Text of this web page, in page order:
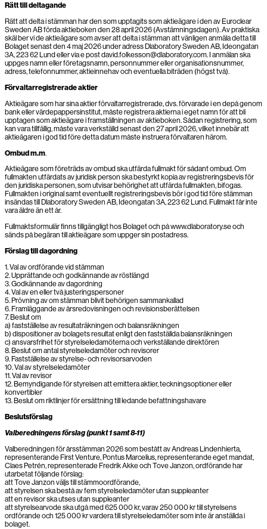
Rätt till deltagande
Rätt att delta i stämman har den som upptagits som aktieägare i den av Euroclear
Sweden AB förda aktieboken den 28 april 2026 (Avstämningsdagen). Av praktiska
skäl ber vi de aktieägare som avser att delta i stämman att vänligen anmäla detta till
Bolaget senast den 4 maj 2026 under adress Dlaboratory Sweden AB, Ideongatan
3A, 223 62 Lund eller via e post david.folkesson@dlaboratory.com. I anmälan ska
uppges namn eller företagsnamn, personnummer eller organisationsnummer,
adress, telefonnummer, aktieinnehav och eventuella biträden (högst två).
Förvaltarregistrerade aktier
Aktieägare som har sina aktier förvaltarregistrerade, dvs. förvarade i en depå genom
bank eller värdepappersinstitut, måste registrera aktierna i eget namn för att bli
upptagen som aktieägare i framställningen av aktieboken. Sådan registrering, som
kan vara tillfällig, måste vara verkställd senast den 27 april 2026, vilket innebär att
aktieägaren i god tid före detta datum måste instruera förvaltaren härom.
Ombud m.m.
Aktieägare som företräds av ombud ska utfärda fullmakt för sådant ombud. Om
fullmakten utfärdats av juridisk person ska bestyrkt kopia av registreringsbevis för
den juridiska personen, som utvisar behörighet att utfärda fullmakten, bifogas.
Fullmakten i original samt eventuellt registreringsbevis bör i god tid före stämman
insändas till Dlaboratory Sweden AB, Ideongatan 3A, 223 62 Lund. Fullmakt får inte
vara äldre än ett år.
Fullmaktsformulär finns tillgängligt hos Bolaget och på www.dlaboratory.se och
sänds på begäran till aktieägare som uppger sin postadress.
Förslag till dagordning
1. Val av ordförande vid stämman
2. Upprättande och godkännande av röstlängd
3. Godkännande av dagordning
4. Val av en eller två justeringspersoner
5. Prövning av om stämman blivit behörigen sammankallad
6. Framläggande av årsredovisningen och revisionsberättelsen
7. Beslut om
a) fastställelse av resultaträkningen och balansräkningen
b) dispositioner av bolagets resultat enligt den fastställda balansräkningen
c) ansvarsfrihet för styrelseledamöterna och verkställande direktören
8. Beslut om antal styrelseledamöter och revisorer
9. Fastställelse av styrelse- och revisorsarvoden
10. Val av styrelseledamöter
11. Val av revisor
12. Bemyndigande för styrelsen att emittera aktier, teckningsoptioner eller
konvertibler
13. Beslut om riktlinjer för ersättning till ledande befattningshavare
Beslutsförslag
Valberedningens förslag (punkt 1 samt 8-11)
Valberedningen för årsstämman 2026 som bestått av Andreas Lindenhierta,
representerande First Venture, Pontus Marcelius, representerande eget mandat,
Claes Petrén, representerade Fredrik Akke och Tove Janzon, ordförande har
utarbetat följande förslag:
att Tove Janzon väljs till stämmoordförande,
att styrelsen ska bestå av fem styrelseledamöter utan suppleanter
att en revisor ska utses utan suppleanter
att styrelsearvode ska utgå med 625 000 kr, varav 250 000 kr till styrelsens
ordförande och 125 000 kr vardera till styrelseledamöter som inte är anställda i
bolaget.